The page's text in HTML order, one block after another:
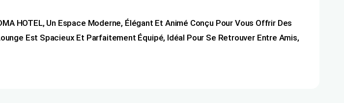
HOTEL, Un Espace Moderne, Élégant Et Animé Conçu Pour Vous Offrir Des
Est Spacieux Et Parfaitement Équipé, Idéal Pour Se Retrouver Entre Amis,